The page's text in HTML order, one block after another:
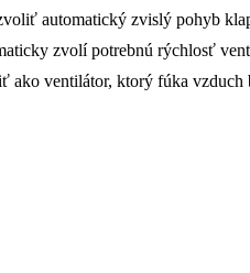
automatický zvislý pohyb
zvolí potrebnú rýchlosť
ako ventilátor, ktorý fúka vzduch